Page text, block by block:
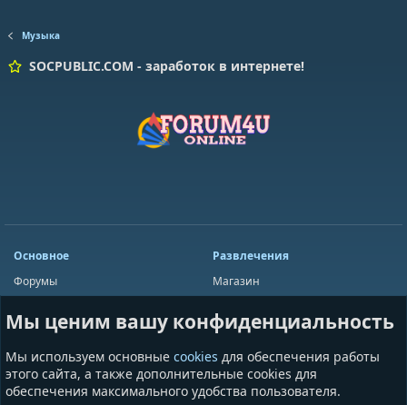
Музыка
SOCPUBLIC.COM - заработок в интернете!
Основное
Форумы
Мини-чат
Ресурсы
Сообщества
Развлечения
Магазин
Лотереи
Приложения
Информация Разное
Мы ценим вашу конфиденциальность
Мы используем основные cookies для обеспечения работы
этого сайта, а также дополнительные cookies для
обеспечения максимального удобства пользователя.